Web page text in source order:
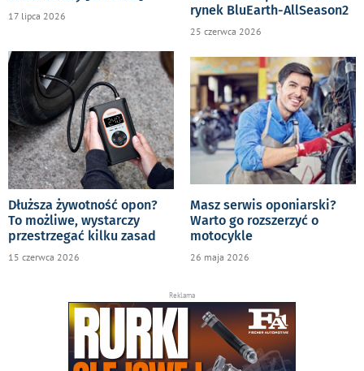
17 lipca 2026
rynek BluEarth-AllSeason2
25 czerwca 2026
Dłuższa żywotność opon?
To możliwe, wystarczy
przestrzegać kilku zasad
15 czerwca 2026
Masz serwis oponiarski?
Warto go rozszerzyć o
motocykle
26 maja 2026
Reklama